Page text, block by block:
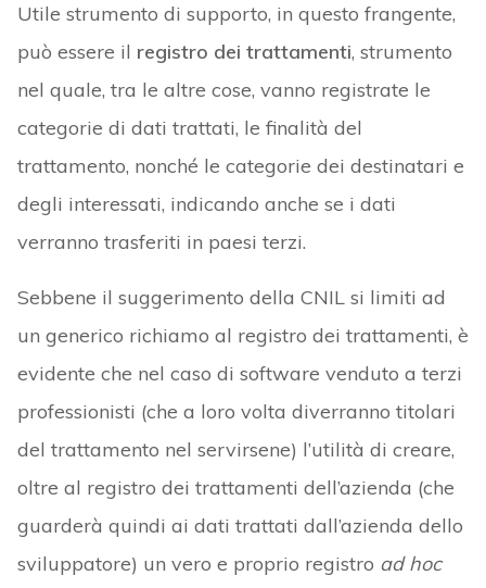
Utile strumento di supporto, in questo frangente,
può essere il registro dei trattamenti, strumento
nel quale, tra le altre cose, vanno registrate le
categorie di dati trattati, le finalità del
trattamento, nonché le categorie dei destinatari e
degli interessati, indicando anche se i dati
verranno trasferiti in paesi terzi.
Sebbene il suggerimento della CNIL si limiti ad
un generico richiamo al registro dei trattamenti, è
evidente che nel caso di software venduto a terzi
professionisti (che a loro volta diverranno titolari
del trattamento nel servirsene) l’utilità di creare,
oltre al registro dei trattamenti dell’azienda (che
guarderà quindi ai dati trattati dall’azienda dello
sviluppatore) un vero e proprio registro ad hoc